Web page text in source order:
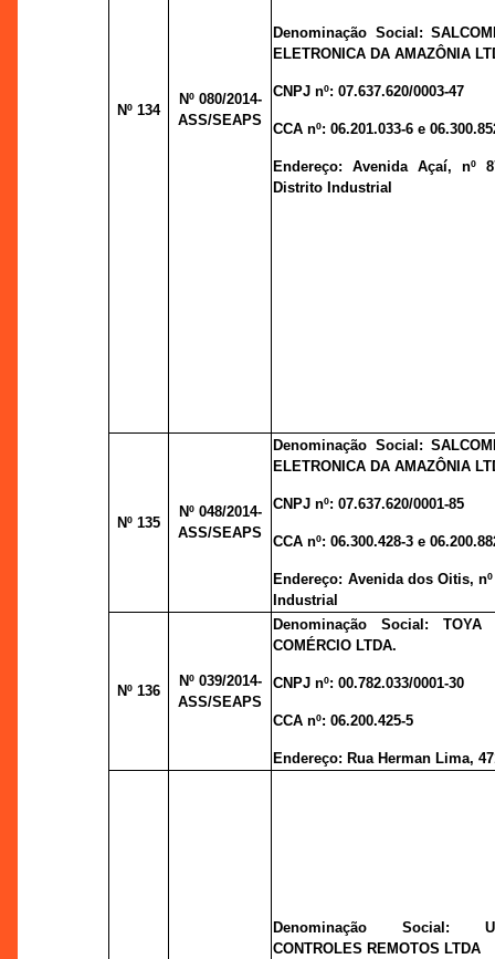
Nº 134
Nº 080/2014-
ASS/SEAPS
Denominação Social:
ELETRONICA DA AMAZÔNIA
CNPJ nº:07.637.620/0003-47
CCA nº:06.201.033-6 e
Endereço:Avenida Açaí, nº
Distrito Industrial
Nº 135
Nº 048/2014-
ASS/SEAPS
Denominação Social:
ELETRONICA DA AMAZÔNIA
CNPJ nº:07.637.620/0001-85
CCA nº:06.300.428-3 e
Endereço: Avenida dos Oitis,
Industrial
Nº 136
Nº 039/2014-
ASS/SEAPS
Denominação Social: TOYA
COMÉRCIO LTDA.
CNPJ nº:00.782.033/0001-30
CCA nº:06.200.425-5
Endereço: Rua Herman Lima,
Denominação Social:
CONTROLES REMOTOS LTDA